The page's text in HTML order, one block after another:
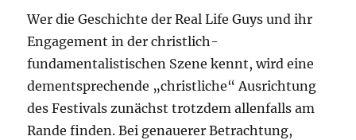
Wer die Geschichte der Real Life Guys und ihr
Engagement in der christlich-
fundamentalistischen Szene kennt, wird eine
dementsprechende „christliche“ Ausrichtung
des Festivals zunächst trotzdem allenfalls am
Rande finden. Bei genauerer Betrachtung,